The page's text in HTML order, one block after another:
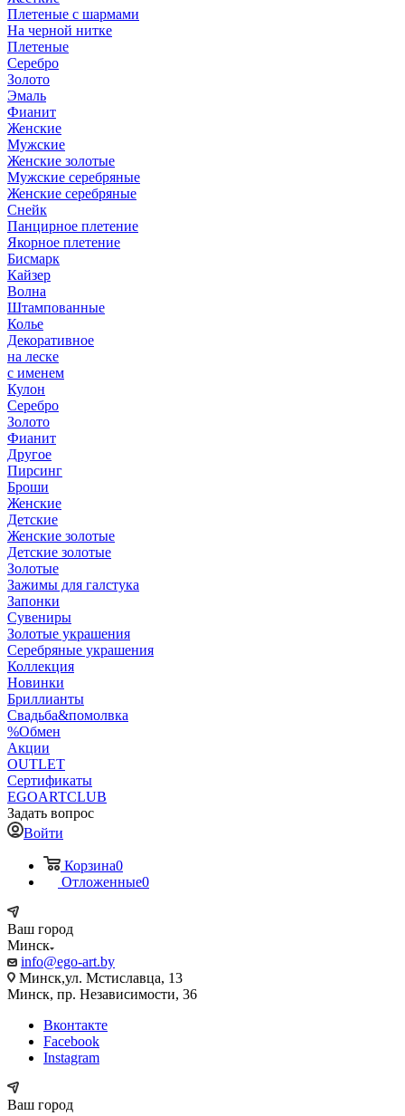
Плетеные с шармами
На черной нитке
Плетеные
Серебро
Золото
Эмаль
Фианит
Женские
Мужские
Женские золотые
Мужские серебряные
Женские серебряные
Снейк
Панцирное плетение
Якорное плетение
Бисмарк
Кайзер
Волна
Штампованные
Колье
Декоративное
на леске
с именем
Кулон
Серебро
Золото
Фианит
Другое
Пирсинг
Броши
Женские
Детские
Женские золотые
Детские золотые
Золотые
Зажимы для галстука
Запонки
Сувениры
Золотые украшения
Серебряные украшения
Коллекция
Новинки
Бриллианты
Свадьба&помолвка
%Обмен
Акции
OUTLET
Сертификаты
EGOARTCLUB
Задать вопрос
Войти
Корзина0
Отложенные0
Ваш город
Минск
info@ego-art.by
Минск,ул. Мстиславца, 13
Минск, пр. Независимости, 36
Вконтакте
Facebook
Instagram
Ваш город